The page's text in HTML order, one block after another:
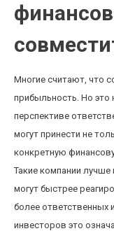
Многие считают, что
прибыльность. Но это
перспективе
могут принести не
конкретную
Такие компании
могут быстрее
более ответственных
инвесторов это